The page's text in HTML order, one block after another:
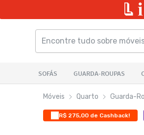
Móveis Quarto Guarda-
R$ 275,00 de Cashback!